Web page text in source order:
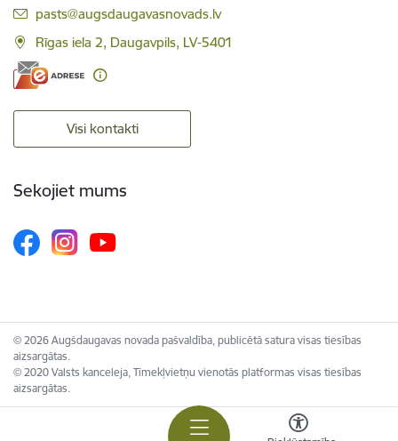
E-pasts:
pasts@augsdaugavasnovads.lv
Rīgas iela 2, Daugavpils, LV-5401
Visi kontakti
Sekojiet mums
© 2026 Augšdaugavas novada pašvaldība, publicētā satura visas tiesības
aizsargātas.
© 2020 Valsts kanceleja, Tīmekļvietņu vienotās platformas visas tiesības
aizsargātas.